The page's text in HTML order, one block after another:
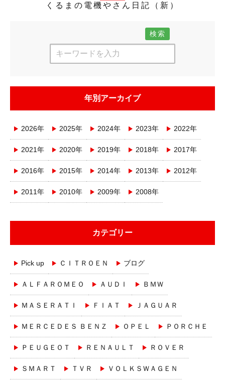
くるまの電機やさん日記（新）
検索
年別アーカイブ
2026年 2025年 2024年 2023年 2022年
2021年 2020年 2019年 2018年 2017年
2016年 2015年 2014年 2013年 2012年
2011年 2010年 2009年 2008年
カテゴリー
Pick up ＣＩＴＲＯＥＮ ブログ
ＡＬＦＡＲＯＭＥＯ ＡＵＤＩ ＢＭＷ
ＭＡＳＥＲＡＴＩ ＦＩＡＴ ＪＡＧＵＡＲ
ＭＥＲＣＥＤＥＳ ＢＥＮＺ ＯＰＥＬ ＰＯＲＣＨＥ
ＰＥＵＧＥＯＴ ＲＥＮＡＵＬＴ ＲＯＶＥＲ
ＳＭＡＲＴ ＴＶＲ ＶＯＬＫＳＷＡＧＥＮ